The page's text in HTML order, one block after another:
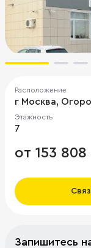
Расположение
г Москва,
Этажность
7
от 153
Запишитесь